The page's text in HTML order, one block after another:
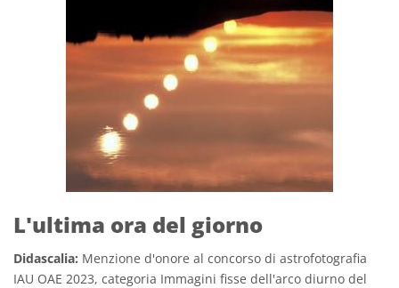
L'ultima ora del giorno
Didascalia: Menzione d'onore al concorso di astrofotografia
IAU OAE 2023, categoria Immagini fisse dell'arco diurno del